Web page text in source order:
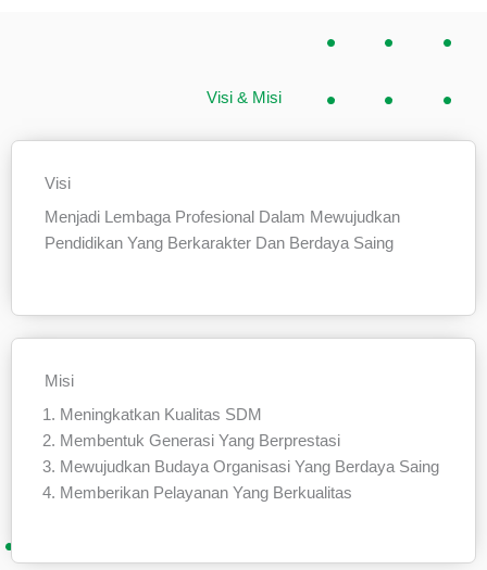
Visi & Misi
Visi
Menjadi Lembaga Profesional Dalam Mewujudkan
Pendidikan Yang Berkarakter Dan Berdaya Saing
Misi
Meningkatkan Kualitas SDM
Membentuk Generasi Yang Berprestasi
Mewujudkan Budaya Organisasi Yang Berdaya Saing
Memberikan Pelayanan Yang Berkualitas